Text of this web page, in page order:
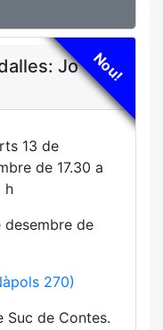
Nou!
Jo
13 de
de 17.30 a
h
desembre de
270)
Suc de Contes.